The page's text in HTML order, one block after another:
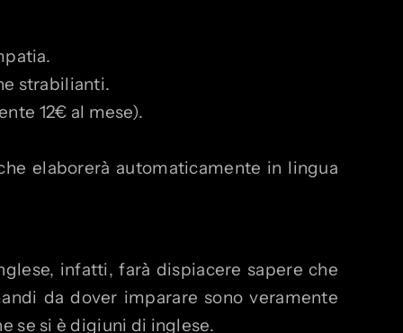
strabilianti.
12€ al mese).
elaborerà automaticamente in lingua
infatti, farà dispiacere sapere che
da dover imparare sono veramente
se si è digiuni di inglese.